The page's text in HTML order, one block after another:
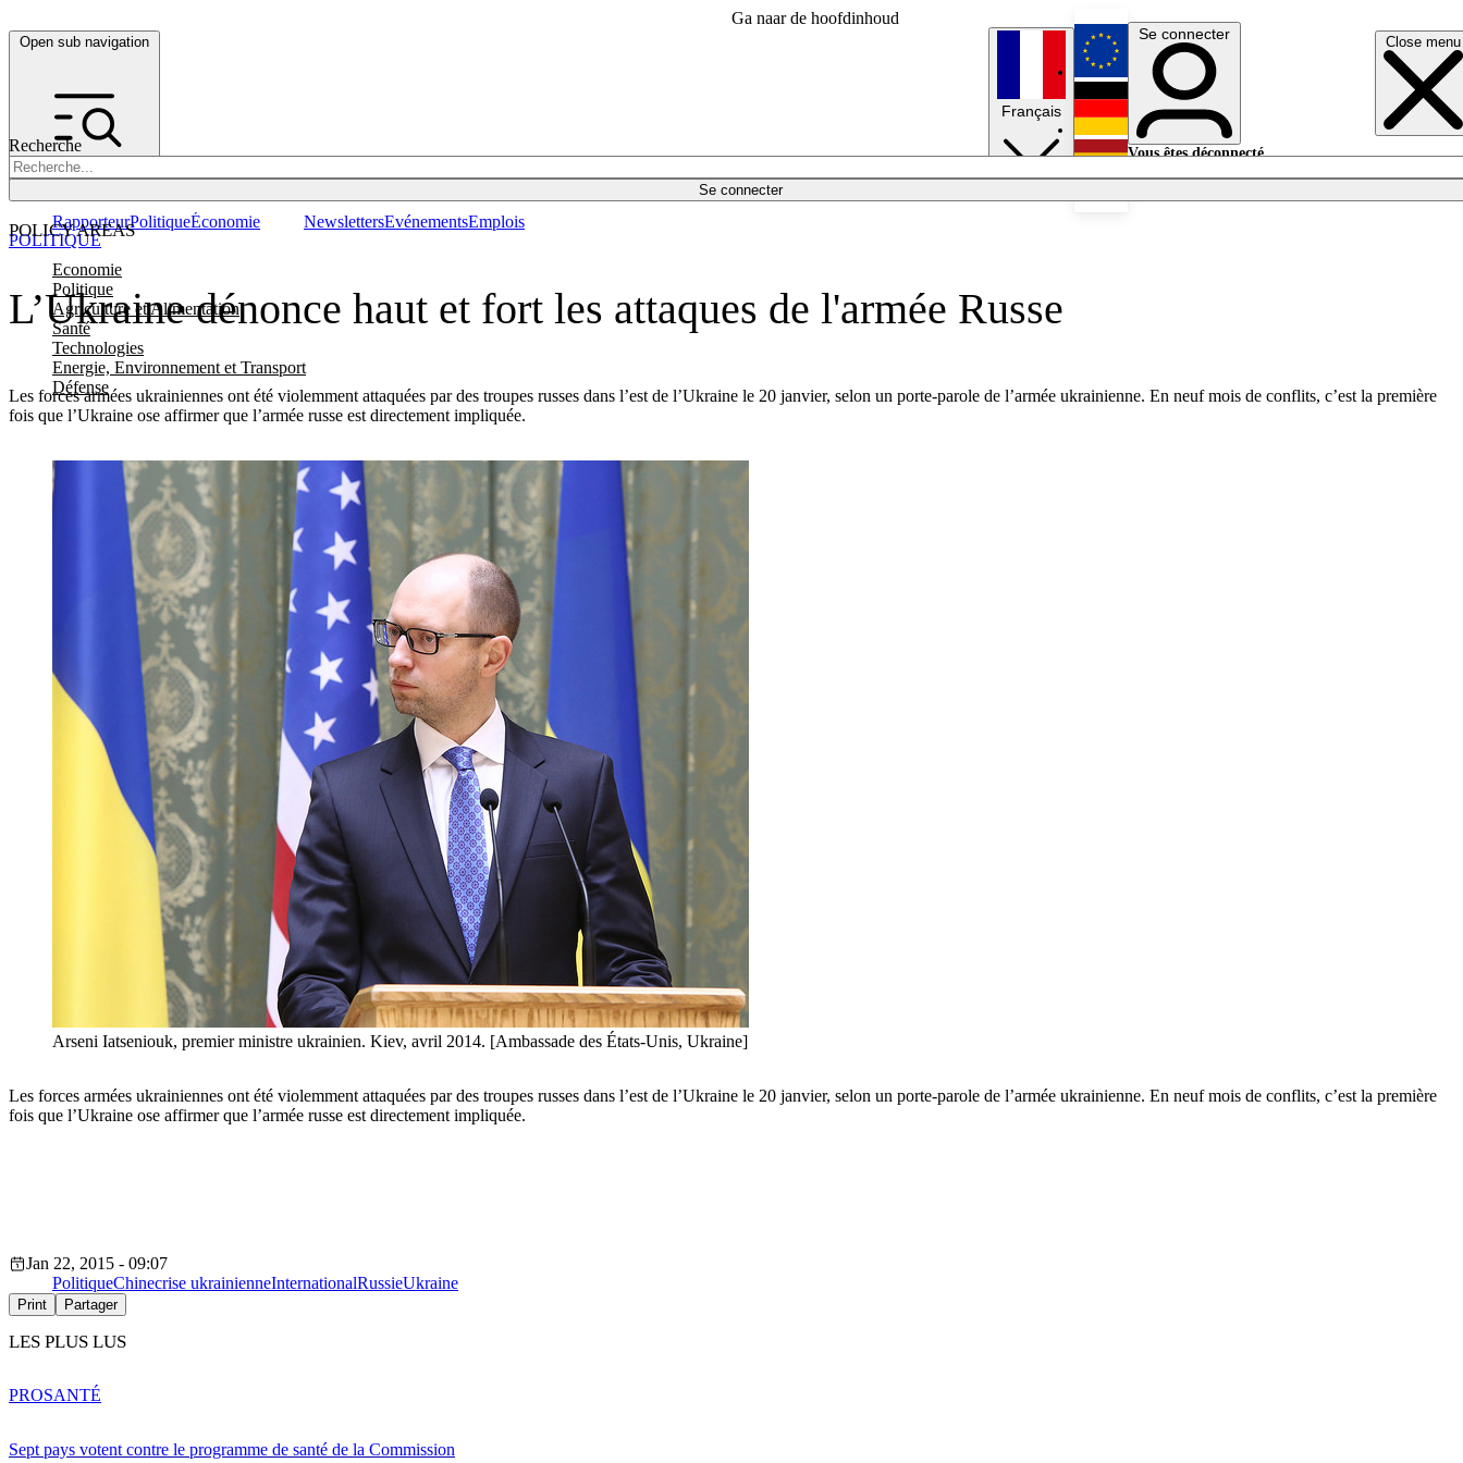
Ga naar de hoofdinhoud
Open sub navigation Close menu
Recherche
Se connecter
POLICY AREAS
Economie
Politique
Agriculture et Alimentation
Santé
Technologies
Energie, Environnement et Transport
Défense
RapporteurPolitiqueÉconomie NewslettersEvénementsEmplois
Français
English
Deutsch
Se connecter
Vous êtes déconnecté.
L’Ukraine dénonce haut et fort les attaques de l'armée Russe
Les forces armées ukrainiennes ont été violemment attaquées par des troupes russes dans l’est de l’Ukraine le 20 janvier, selon un porte-parole de l’armée ukrainienne. En neuf mois de conflits, c’est la première
fois que l’Ukraine ose affirmer que l’armée russe est directement impliquée.
POLITIQUE
Arseni Iatseniouk, premier ministre ukrainien. Kiev, avril 2014. [Ambassade des États-Unis, Ukraine]
Les forces armées ukrainiennes ont été violemment attaquées par des troupes russes dans l’est de l’Ukraine le 20 janvier, selon un porte-parole de l’armée ukrainienne. En neuf mois de conflits, c’est la première
fois que l’Ukraine ose affirmer que l’armée russe est directement impliquée.
Jan 22, 2015 - 09:07
PolitiqueChinecrise ukrainienneInternationalRussieUkraine
Print Partager
LES PLUS LUS
Sept pays votent contre le programme de santé de la Commission
PROSANTÉ